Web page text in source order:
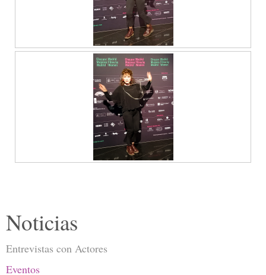
Noticias
Entrevistas con Actores
Eventos